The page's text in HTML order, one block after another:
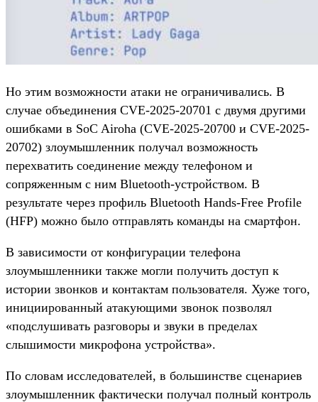
Но этим возможности атаки не ограничивались. В
случае объединения CVE-2025-20701 с двумя другими
ошибками в SoC Airoha (CVE-2025-20700 и CVE-2025-
20702) злоумышленник получал возможность
перехватить соединение между телефоном и
сопряженным с ним Bluetooth-устройством. В
результате через профиль Bluetooth Hands-Free Profile
(HFP) можно было отправлять команды на смартфон.
В зависимости от конфигурации телефона
злоумышленники также могли получить доступ к
истории звонков и контактам пользователя. Хуже того,
инициированный атакующими звонок позволял
«подслушивать разговоры и звуки в пределах
слышимости микрофона устройства».
По словам исследователей, в большинстве сценариев
злоумышленник фактически получал полный контроль